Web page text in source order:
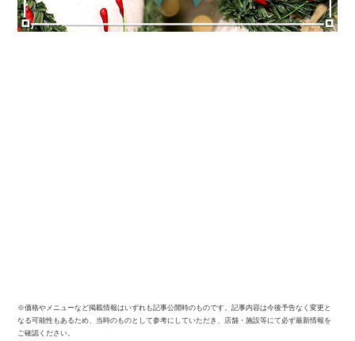
※価格やメニューなど掲載情報はいずれも記事公開時のものです。記事内容は今後予告なく変更と
なる可能性もあるため、当時のものとして参考にしていただき、店舗・施設等にて必ず最新情報を
ご確認ください。